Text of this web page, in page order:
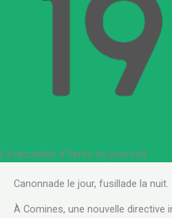
L’évacuation d’Ypres se poursuit
Canonnade le jour, fusillade la nuit.
À Comines, une nouvelle directive